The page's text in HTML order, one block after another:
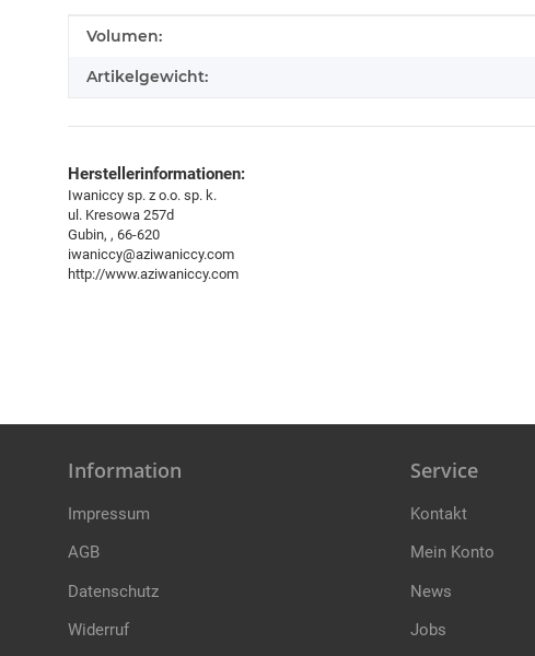
Produkteigenschaft
Wert
Volumen:
Artikelgewicht:
Herstellerinformationen:
Iwaniccy sp. z o.o. sp. k.
ul. Kresowa 257d
Gubin, , 66-620
iwaniccy@aziwaniccy.com
http://www.aziwaniccy.com
Information
Impressum
AGB
Datenschutz
Widerruf
Service
Kontakt
Mein Konto
News
Jobs